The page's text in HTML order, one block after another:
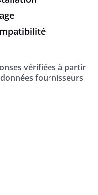
vérifiées à partir
fournisseurs